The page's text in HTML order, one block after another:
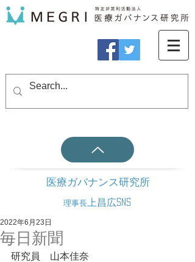
医療ガバナンス研究所
理事長 上昌広SNS
毎日新聞
2022年6月23日
研究員　山本佳奈